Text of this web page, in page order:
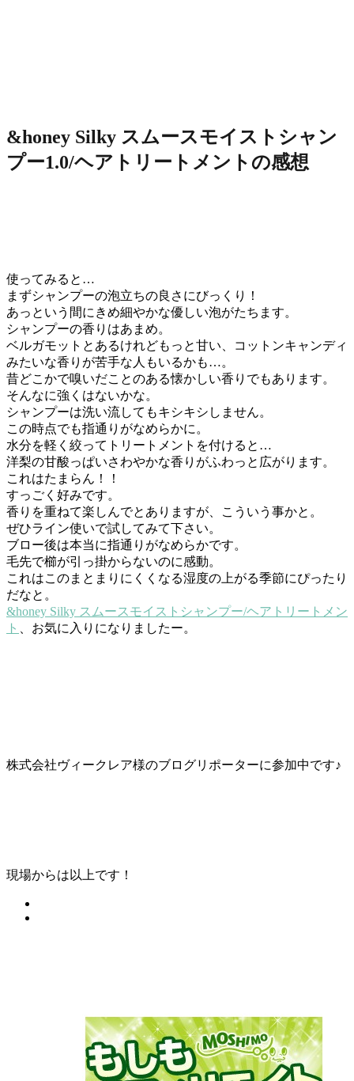
&honey Silky スムースモイストシャン
プー1.0/ヘアトリートメントの感想
使ってみると…
まずシャンプーの泡立ちの良さにびっくり！
あっという間にきめ細やかな優しい泡がたちます。
シャンプーの香りはあまめ。
ベルガモットとあるけれどもっと甘い、
コットンキャンディ
みたいな香りが苦手な人もいるかも…。
昔どこかで嗅いだことのある懐かしい香りでもあります。
そんなに強くはないかな。
シャンプーは洗い流してもキシキシしません。
この時点でも指通りがなめらかに。
水分を軽く絞ってトリートメントを付けると…
洋梨の甘酸っぱいさわやかな香りがふわっと広がります。
これはたまらん！！
すっごく好みです。
香りを重ねて楽しんでとありますが、こういう事かと。
ぜひライン使いで試してみて下さい。
ブロー後は本当に指通りがなめらかです。
毛先で櫛が引っ掛からないのに感動。
これはこのまとまりにくくなる湿度の上がる季節にぴったり
だなと 。
&honey Silky スムースモイストシャンプー/ヘアトリートメン
ト
、お気に入りになりましたー。
株式会社ヴィークレア様のブログリポーターに参加中です♪
現場からは以上です！